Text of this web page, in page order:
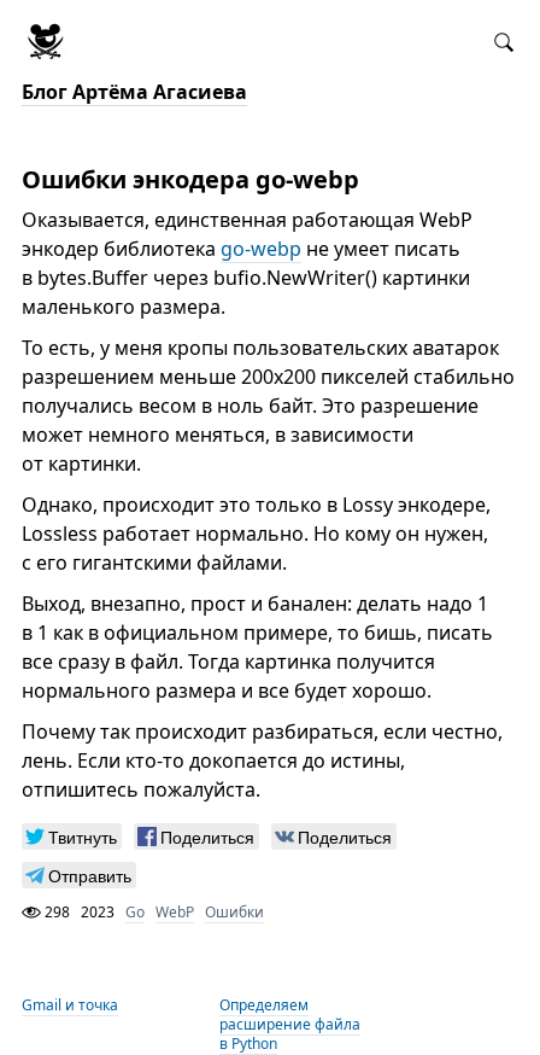
Блог Артёма Агасиева
Ошибки энкодера go-webp
Оказывается, единственная работающая WebP
энкодер библиотека go-webp не умеет писать
в bytes.Buffer через bufio.NewWriter() картинки
маленького размера.
То есть, у меня кропы пользовательских аватарок
разрешением меньше 200х200 пикселей стабильно
получались весом в ноль байт. Это разрешение
может немного меняться, в зависимости
от картинки.
Однако, происходит это только в Lossy энкодере,
Lossless работает нормально. Но кому он нужен,
с его гигантскими файлами.
Выход, внезапно, прост и банален: делать надо 1
в 1 как в официальном примере, то бишь, писать
все сразу в файл. Тогда картинка получится
нормального размера и все будет хорошо.
Почему так происходит разбираться, если честно,
лень. Если кто-то докопается до истины,
отпишитесь пожалуйста.
Твитнуть Поделиться
Поделиться
Отправить
298 2023 Go WebP Ошибки
Gmail и точка
Определяем
расширение файла
в Python